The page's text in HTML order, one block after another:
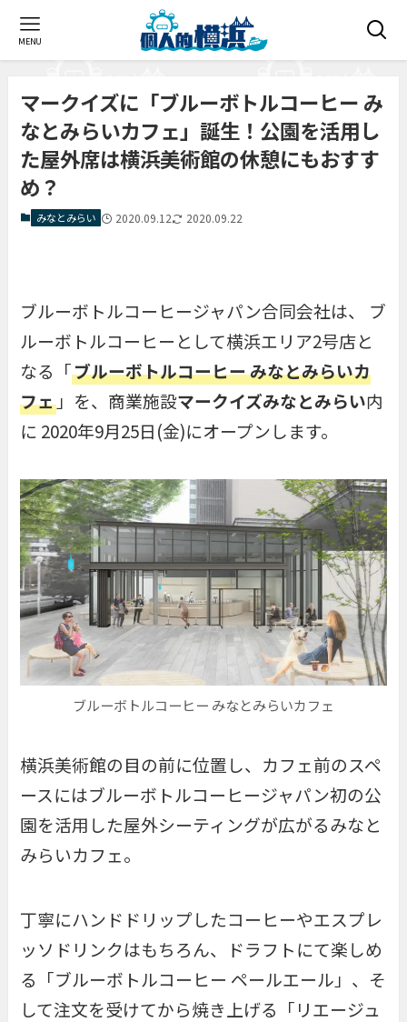
MENU
マークイズに「ブルーボトルコーヒー み
なとみらいカフェ」誕生！公園を活用し
た屋外席は横浜美術館の休憩にもおすす
め？
みなとみらい 2020.09.12 2020.09.22
ブルーボトルコーヒージャパン合同会社は、 ブ
ルーボトルコーヒーとして横浜エリア2号店と
なる「ブルーボトルコーヒー みなとみらいカ
フェ 」を、商業施設マークイズみなとみらい内
に 2020年9月25日(金)にオープンします。
ブルーボトルコーヒー みなとみらいカフェ
横浜美術館の目の前に位置し、カフェ前のスペ
ースにはブルーボトルコーヒージャパン初の公
園を活用した屋外シーティングが広がるみなと
みらいカフェ。
丁寧にハンドドリップしたコーヒーやエスプレ
ッソドリンクはもちろん、ドラフトにて楽しめ
る「ブルーボトルコーヒー ペールエール」、そ
して注文を受けてから焼き上げる「リエージュ